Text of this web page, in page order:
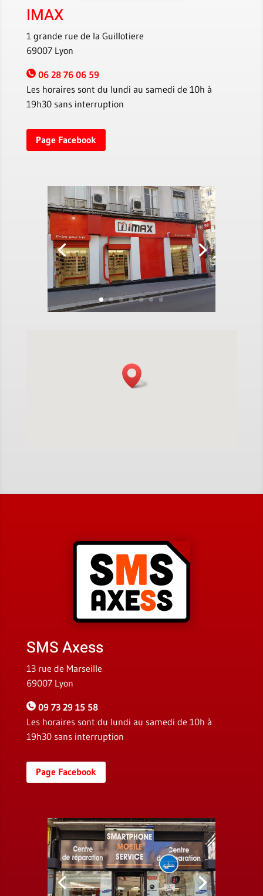
IMAX
1 grande rue de la Guillotiere
69007 Lyon
06 28 76 06 59
Les horaires sont du lundi au samedi de 10h à
19h30 sans interruption
Page Facebook
SMS Axess
13 rue de Marseille
69007 Lyon
09 73 29 15 58
Les horaires sont du lundi au samedi de 10h à
19h30 sans interruption
Page Facebook